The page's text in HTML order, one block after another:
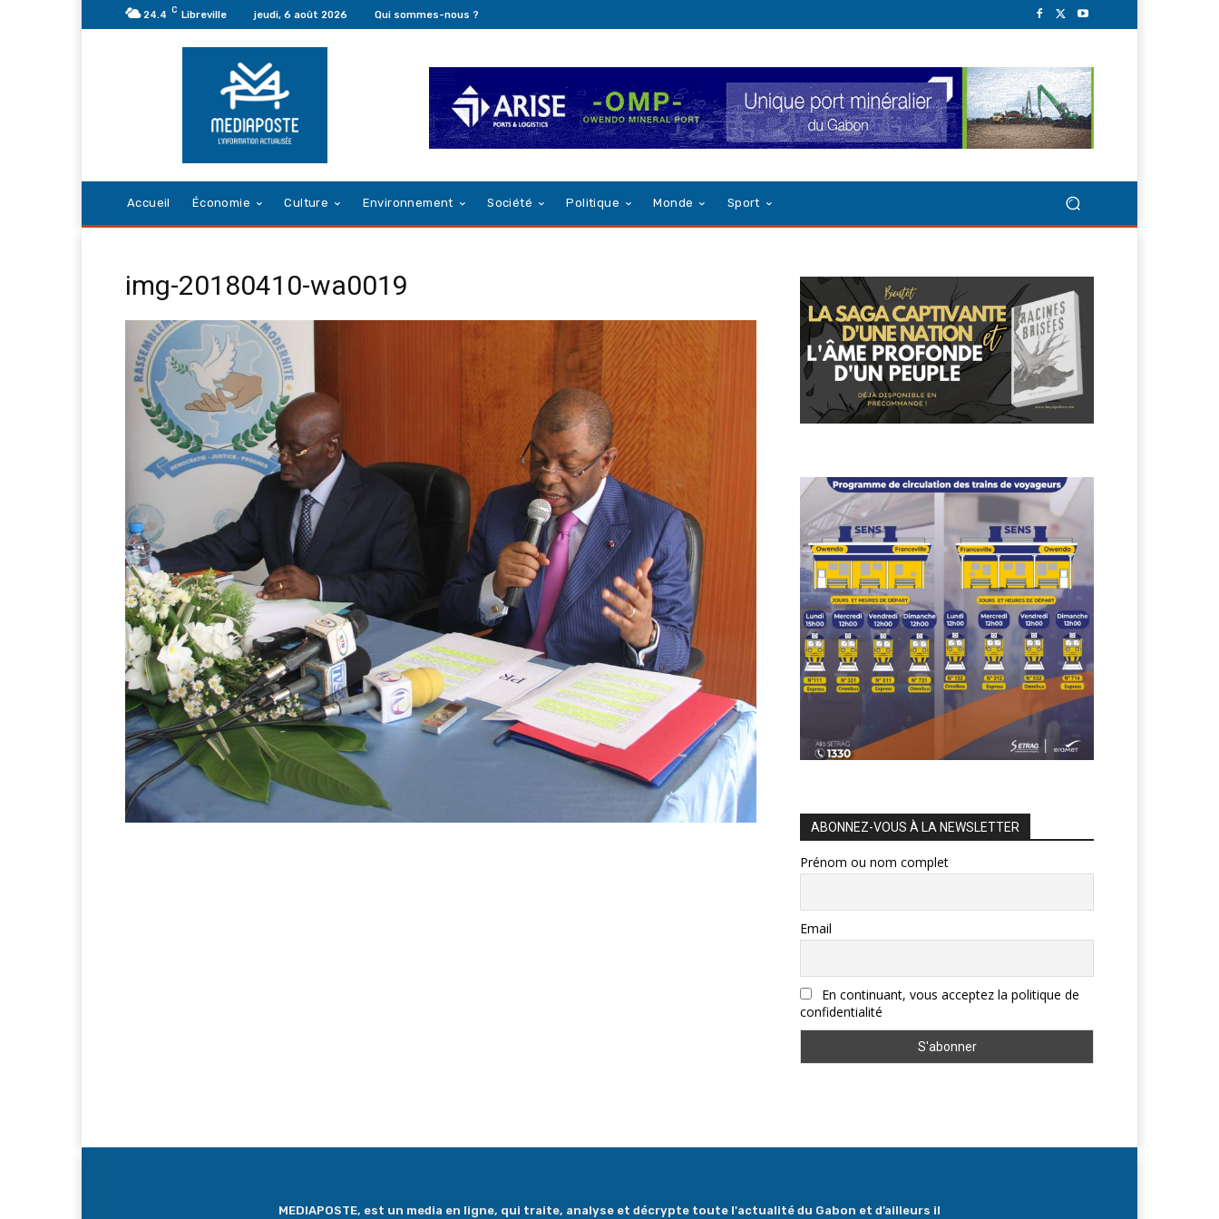
24.4 C Libreville jeudi, 6 août 2026 Qui sommes-nous ?
Accueil Économie Culture Environnement Société Politique Monde Sport
img-20180410-wa0019
ABONNEZ-VOUS À LA NEWSLETTER
Prénom ou nom complet
Email
En continuant, vous acceptez la politique de
confidentialité
MEDIAPOSTE, est un media en ligne, qui traite, analyse et décrypte toute l'actualité du Gabon et d’ailleurs il